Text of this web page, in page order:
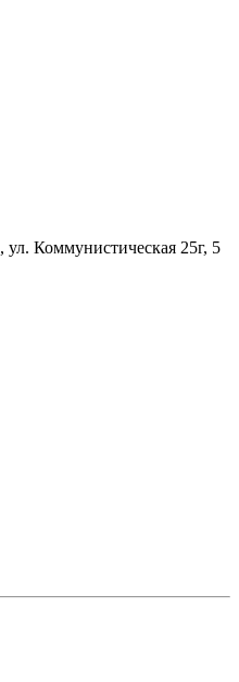
, ул. Коммунистическая 25г, 5